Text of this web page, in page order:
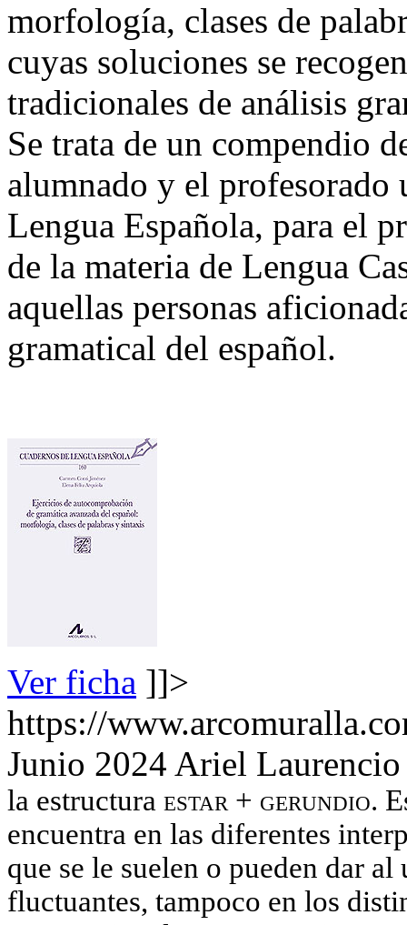
morfología, clases de
cuyas soluciones se
tradicionales de análisis
Se trata de un compendio
alumnado y el profesorado
Lengua Española, para el
de la materia de Lengua
aquellas personas
gramatical del español.
Ver ficha ]]>
https://
Junio 2024 Ariel Laurencio
la estructura estar + gerundio.
encuentra en las diferentes
que se le suelen o pueden dar
fluctuantes, tampoco en los